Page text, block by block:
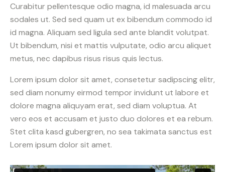
Curabitur pellentesque odio magna, id malesuada arcu
sodales ut. Sed sed quam ut ex bibendum commodo id
id magna. Aliquam sed ligula sed ante blandit volutpat.
Ut bibendum, nisi et mattis vulputate, odio arcu aliquet
metus, nec dapibus risus risus quis lectus.
Lorem ipsum dolor sit amet, consetetur sadipscing elitr,
sed diam nonumy eirmod tempor invidunt ut labore et
dolore magna aliquyam erat, sed diam voluptua. At
vero eos et accusam et justo duo dolores et ea rebum.
Stet clita kasd gubergren, no sea takimata sanctus est
Lorem ipsum dolor sit amet.